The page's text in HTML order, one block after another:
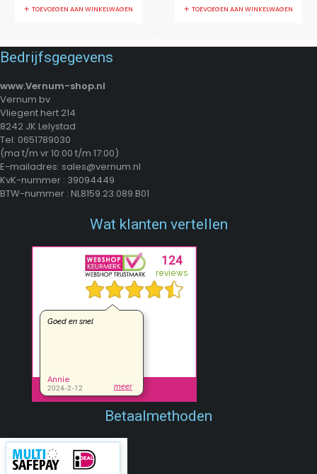
TOEVOEGEN AAN WINKELWAGEN TOEVOEGEN AAN WINKELWAGEN
Bedrijfsgegevens
www.Vernum-shop.nl
Vernum bv
Vliegent hert 214
8242 JK Lelystad
Tel: 0651789030
(ma t/m vr 10:00 t/m 17:00)
E-mailadres: sales@vernum.nl
KvK-nummer : 39094449
BTW-nummer : NL8159.23.089.B01
Wat klanten vertellen
Betaalmethoden